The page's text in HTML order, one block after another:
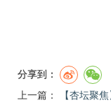
分享到：
上一篇：
【杏坛聚